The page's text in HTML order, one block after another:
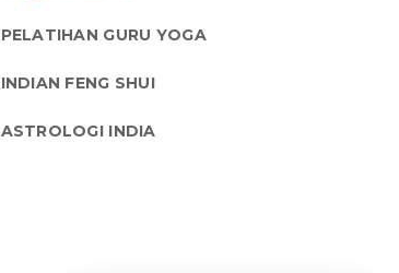
PELATIHAN GURU YOGA
INDIAN FENG SHUI
ASTROLOGI INDIA